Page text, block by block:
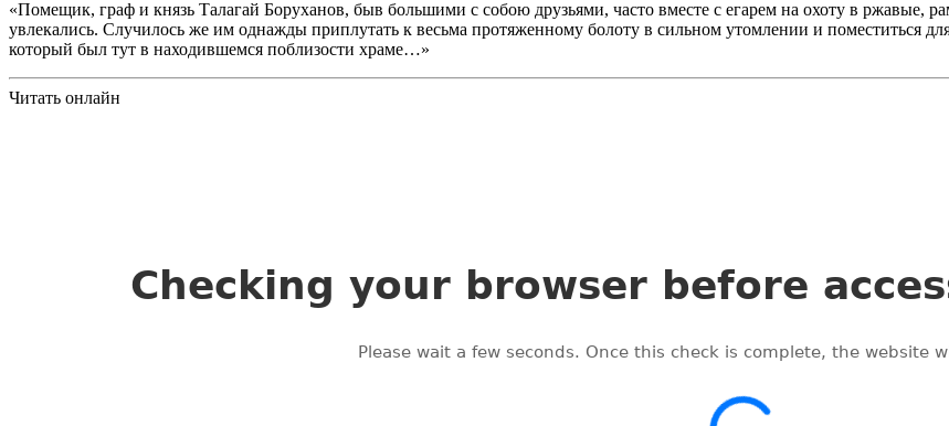
«Помещик, граф и князь Талагай Боруханов, быв большими с собою друзьями, часто вместе с егарем на охоту в ржавые,
увлекались. Случилось же им однажды приплутать к весьма протяженному болоту в сильном утомлении и поместиться
который был тут в находившемся поблизости храме…»
Читать онлайн